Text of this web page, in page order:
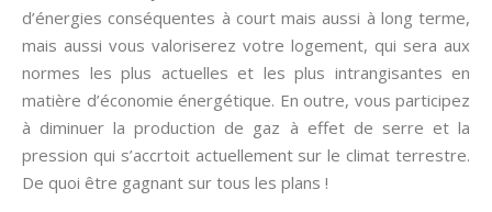
d’énergies conséquentes à court mais aussi à long terme,
mais aussi vous valoriserez votre logement, qui sera aux
normes les plus actuelles et les plus intrangisantes en
matière d’économie énergétique. En outre, vous participez
à diminuer la production de gaz à effet de serre et la
pression qui s’accrtoit actuellement sur le climat terrestre.
De quoi être gagnant sur tous les plans !